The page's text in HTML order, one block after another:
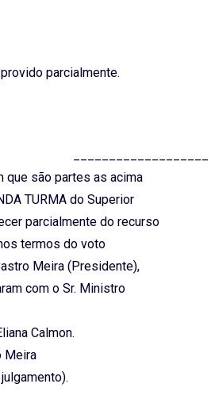
parcialmente.
são partes as acima
TURMA do Superior
parcialmente do recurso
termos do voto
Meira (Presidente),
com o Sr. Ministro
Calmon.
Meira